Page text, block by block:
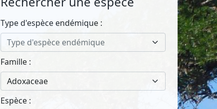
Type d'espèce endémique :
Type d'espèce endémique
Famille :
Adoxaceae
Espèce :